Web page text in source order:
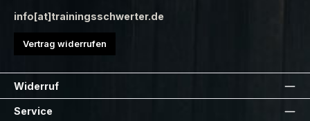
info[at]trainingsschwerter.de
Vertrag widerrufen
Widerruf
Service